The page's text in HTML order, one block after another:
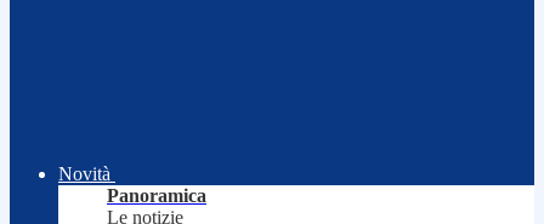
Novità
Panoramica
Le notizie